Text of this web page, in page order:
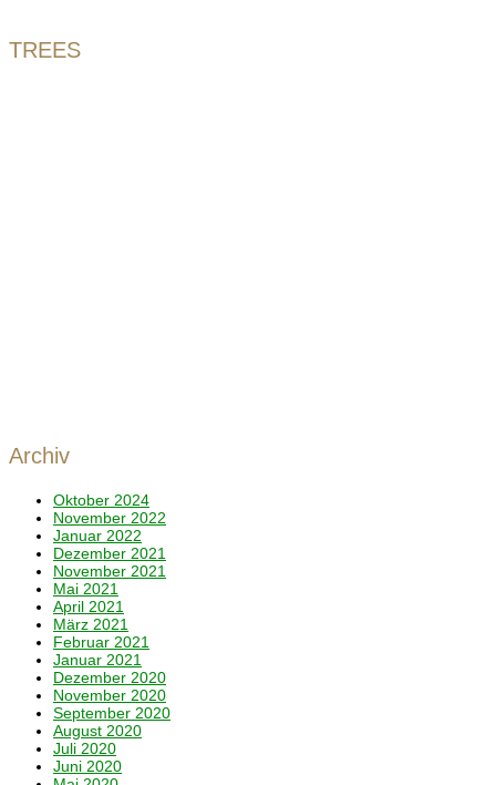
TREES
Archiv
Oktober 2024
November 2022
Januar 2022
Dezember 2021
November 2021
Mai 2021
April 2021
März 2021
Februar 2021
Januar 2021
Dezember 2020
November 2020
September 2020
August 2020
Juli 2020
Juni 2020